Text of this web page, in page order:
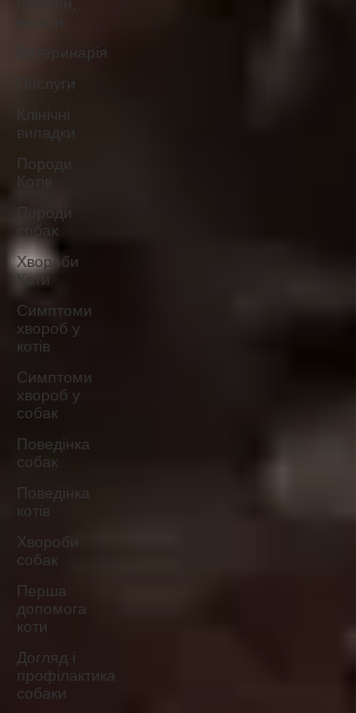
Ветеринарія
Послуги
Клінічні
випадки
Породи
Котів
Породи
собак
Хвороби
Коти
Симптоми
хвороб у
котів
Симптоми
хвороб у
собак
Поведінка
собак
Поведінка
котів
Хвороби
собак
Перша
допомога
коти
Догляд і
профілактика
собаки